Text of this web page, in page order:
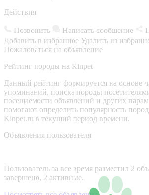
Действия
Позвонить Написать сообщение
Добавить в избранное Удалить из
Пожаловаться на объявление
Рейтинг породы на Kinpet
Данный рейтинг формируется на основе
упоминаний, поиска породы
посещаемости объявлений и других
помогают определить популярность
Kinpet.ru в текущий период времени.
Объявления пользователя
Пользователь за все время разместил 2
завершено, 2 активные.